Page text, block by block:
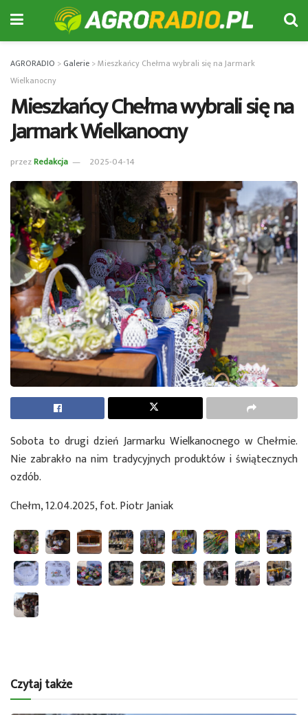
AGRORADIO > Galerie >Mieszkańcy Chełma wybrali się na Jarmark
Wielkanocny
Mieszkańcy Chełma wybrali się na
Jarmark Wielkanocny
przezRedakcja 2025-04-14
Sobota to drugi dzień Jarmarku Wielkanocnego w Chełmie.
Nie zabrakło na nim tradycyjnych produktów i świątecznych
ozdób.
Chełm, 12.04.2025, fot. Piotr Janiak
Czytaj także